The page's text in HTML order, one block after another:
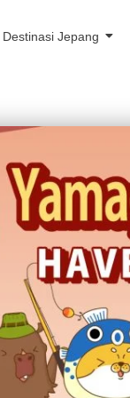
Destinasi Jepang